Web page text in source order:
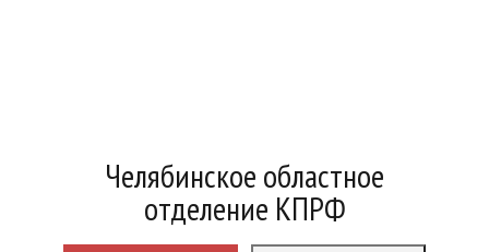
Челябинское областное
отделение КПРФ